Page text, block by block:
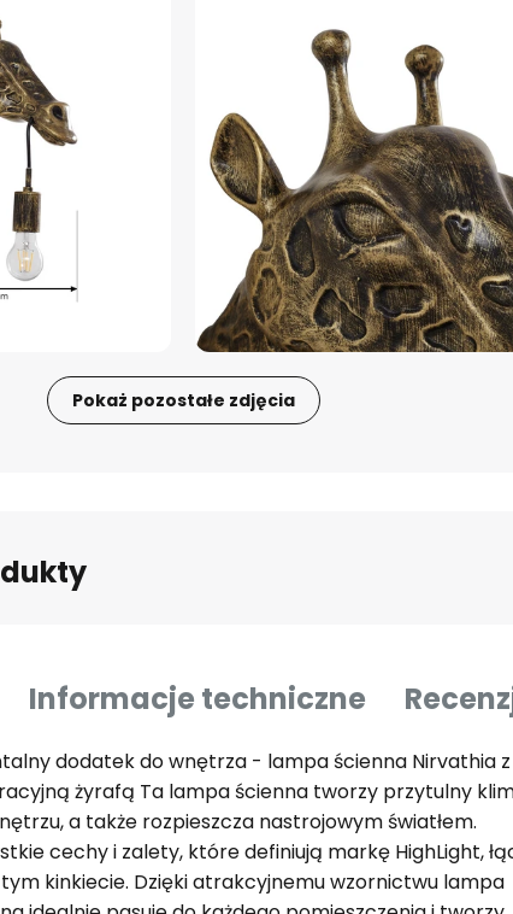
Pokaż pozostałe zdjęcia
Informacje techniczne
dodatek do wnętrza - lampa ścienna Nirvathia z
żyrafą Ta lampa ścienna tworzy przytulny
a także rozpieszcza nastrojowym światłem.
cechy i zalety, które definiują markę HighLight,
kinkiecie. Dzięki atrakcyjnemu wzornictwu lampa